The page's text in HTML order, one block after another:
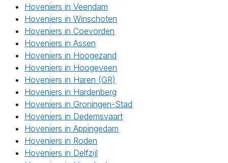
Hoveniers in Veendam
Hoveniers in Winschoten
Hoveniers in Coevorden
Hoveniers in Assen
Hoveniers in Hoogezand
Hoveniers in Hoogeveen
Hoveniers in Haren (GR)
Hoveniers in Hardenberg
Hoveniers in Groningen-Stad
Hoveniers in Dedemsvaart
Hoveniers in Appingedam
Hoveniers in Roden
Hoveniers in Delfzijl